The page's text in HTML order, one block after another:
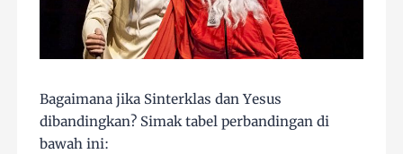
Bagaimana jika Sinterklas dan Yesus
dibandingkan? Simak tabel perbandingan di
bawah ini: